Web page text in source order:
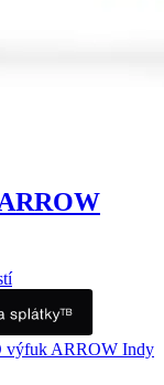
Tento
má
viacero
variantov.